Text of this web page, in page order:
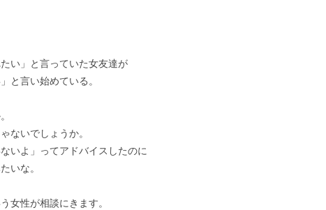
い」と言っていた女友達が
と言い始めている。
ないでしょうか。
いよ」ってアドバイスしたのに
いな。
女性が相談にきます。